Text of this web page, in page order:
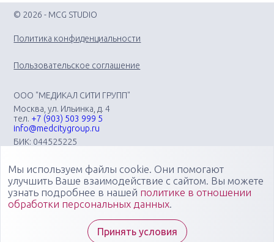
© 2026 - MCG STUDIO
Политика конфиденциальности
Пользовательское соглашение
ООО "МЕДИКАЛ СИТИ ГРУПП"
Москва, ул. Ильинка, д. 4
тел. +7 (903) 503 999 5
info@medcitygroup.ru
БИК: 044525225
Организация научно-практических медицинских
мероприятий различного профиля: конгрессов, форумов,
конференций, симпозиумов, вебинаров, мастер-классов в
очных, онлайн- и смешанных форматах, повышающих
Специалисты "Медикал Сити Групп" всегда готовы ответить
Мы используем файлы cookie. Они помогают
улучшить Ваше взаимодействие с сайтом. Вы можете
узнать подробнее в нашей политике в отношении
обработки персональных данных.
Принять условия